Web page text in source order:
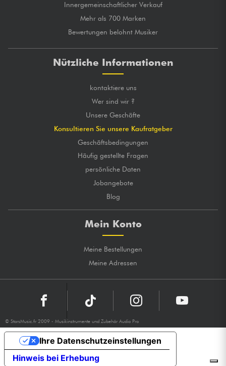
Innergemeinschaftlicher Verkauf
Mehr als 700 Marken
Bewertungen belohnt Musiker
Nützliche Informationen
kontaktiere uns
Wer sind wir ?
Unsere Geschäfte
Konsultieren Sie unsere Kaufratgeber
Geschäftsbedingungen
Häufig gestellte Fragen
persönliche Daten
Jobangebote
Blog
Mein Konto
Meine Bestellungen
Meine Adressen
© StarsMusic.fr 2009 - Musikinstrumente und Zubehör Audio Pro
Hinweis bei Erhebung
Ihre Datenschutzeinstellungen